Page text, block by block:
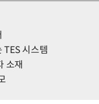
TES 시스템
소재